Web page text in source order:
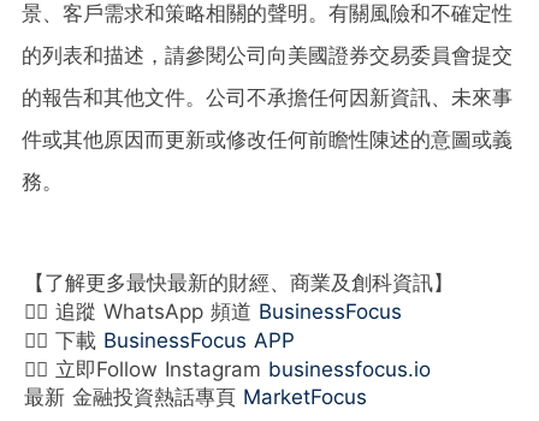
景、客戶需求和策略相關的聲明。有關風險和不確定性
的列表和描述，請參閱公司向美國證券交易委員會提交
的報告和其他文件。公司不承擔任何因新資訊、未來事
件或其他原因而更新或修改任何前瞻性陳述的意圖或義
務。
【了解更多最快最新的財經、商業及創科資訊】
👉🏻 追蹤 WhatsApp 頻道 BusinessFocus
👉🏻 下載 BusinessFocus APP
👉🏻 立即Follow Instagram businessfocus.io
最新 金融投資熱話專頁 MarketFocus